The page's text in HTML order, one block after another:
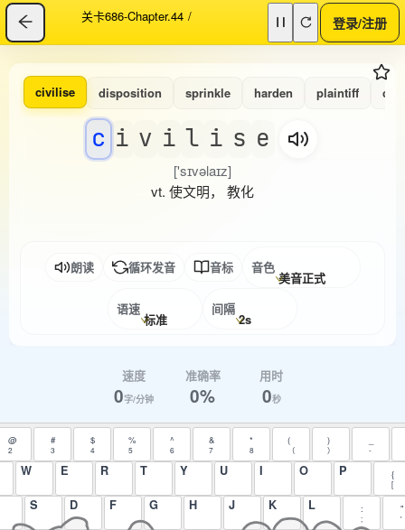
关卡686-Chapter.44 / 登录/注册
civilise disposition sprinkle harden plaintiff
c i v i l i s e
['sɪvəlaɪz]
vt. 使文明， 教化
朗读 循环发音 音标 音色
美音正式
语速
标准
间隔
2s
@
2
#
3
$
4
%
5
^
6
&
7
*
8
(
（
)
） -
W E R T Y U I O P {
[
S D F G H J K L :
;
"
'
速度
0字/分钟
准确率
0%
用时
0秒